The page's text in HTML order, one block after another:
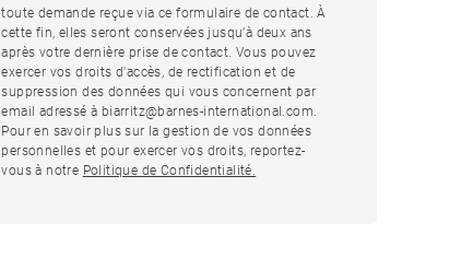
toute demande reçue via ce formulaire de contact. À
cette fin, elles seront conservées jusqu’à deux ans
après votre dernière prise de contact. Vous pouvez
exercer vos droits d'accès, de rectification et de
suppression des données qui vous concernent par
email adressé à biarritz@barnes-international.com.
Pour en savoir plus sur la gestion de vos données
personnelles et pour exercer vos droits, reportez-
vous à notre Politique de Confidentialité.